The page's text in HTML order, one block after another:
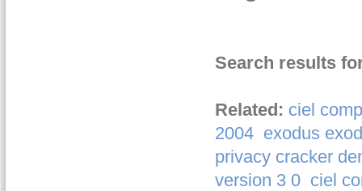
Search results
Related: ciel
2004 exodus
privacy cracker
version 3 0 ciel